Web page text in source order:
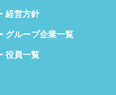
経営方針
グループ企業一覧
役員一覧